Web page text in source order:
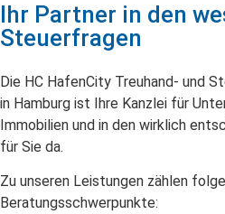
Ihr Partner in den
Steuerfragen
Die HC HafenCity Treuhand- und
in Hamburg ist Ihre Kanzlei für
Immobilien und in den wirklich
für Sie da.
Zu unseren Leistungen zählen
Beratungsschwerpunkte: